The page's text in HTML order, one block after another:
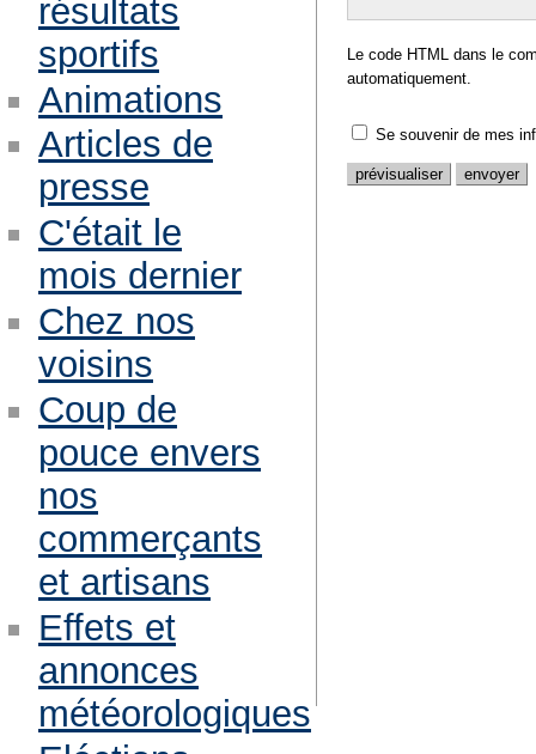
Le code HTML dans le
automatiquement.
Se souvenir de mes
résultats
sportifs
Animations
Articles de
presse
C'était le
mois dernier
Chez nos
voisins
Coup de
pouce envers
nos
commerçants
et artisans
Effets et
annonces
météorologiques